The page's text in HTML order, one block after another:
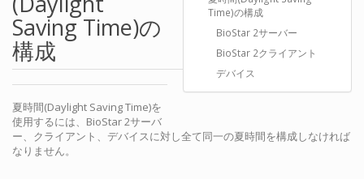
Time)の構成
BioStar 2サーバー
BioStar 2クライアント
デバイス
Saving Time)の
構成
夏時間(Daylight Saving Time)を
使用するには、BioStar 2サーバ
ー、クライアント、デバイスに対し全て同一の夏時間を構成しなければ
なりません。